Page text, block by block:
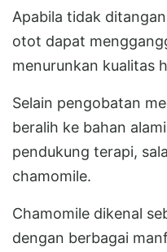
Apabila tidak
otot dapat
menurunkan kualitas
Selain pengobatan
beralih ke bahan
pendukung terapi,
chamomile.
Chamomile dikenal
dengan berbagai